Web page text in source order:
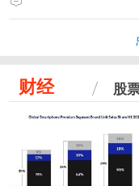
财经 股